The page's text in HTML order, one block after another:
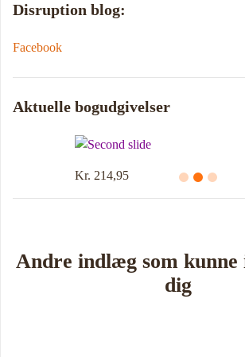
Disruption blog:
Facebook
Aktuelle bogudgivelser
Andre indlæg som kunne
dig